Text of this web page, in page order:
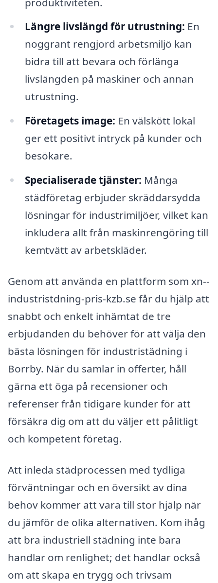
Längre livslängd för utrustning: En
noggrant rengjord arbetsmiljö kan
bidra till att bevara och förlänga
livslängden på maskiner och annan
utrustning.
Företagets image: En välskött lokal
ger ett positivt intryck på kunder och
besökare.
Specialiserade tjänster: Många
städföretag erbjuder skräddarsydda
lösningar för industrimiljöer, vilket kan
inkludera allt från maskinrengöring till
kemtvätt av arbetskläder.
Genom att använda en plattform som xn--
industristdning-pris-kzb.se får du hjälp att
snabbt och enkelt inhämtat de tre
erbjudanden du behöver för att välja den
bästa lösningen för industristädning i
Borrby. När du samlar in offerter, håll
gärna ett öga på recensioner och
referenser från tidigare kunder för att
försäkra dig om att du väljer ett pålitligt
och kompetent företag.
Att inleda städprocessen med tydliga
förväntningar och en översikt av dina
behov kommer att vara till stor hjälp när
du jämför de olika alternativen. Kom ihåg
att bra industriell städning inte bara
handlar om renlighet; det handlar också
om att skapa en trygg och trivsam